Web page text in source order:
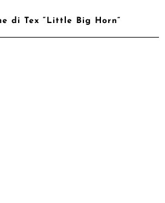
di Tex “Little Big Horn”